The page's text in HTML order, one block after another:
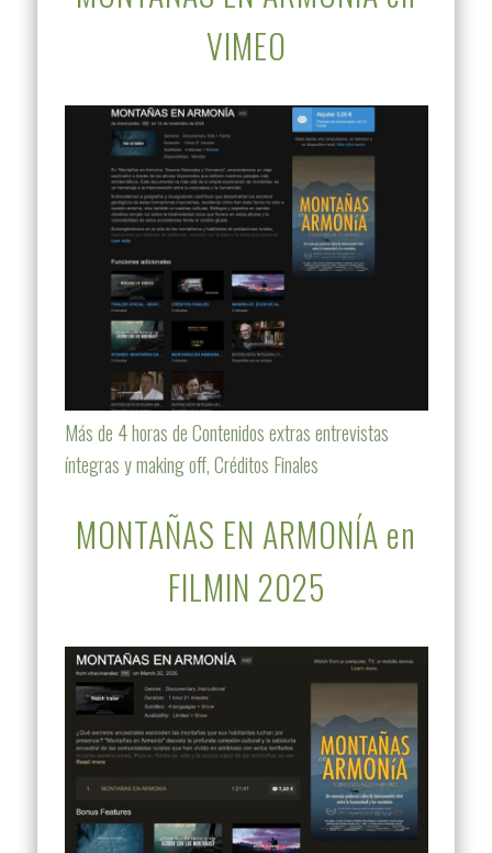
VIMEO
Más de 4 horas de Contenidos extras entrevistas
íntegras y making off, Créditos Finales
MONTAÑAS EN ARMONÍA en
FILMIN 2025